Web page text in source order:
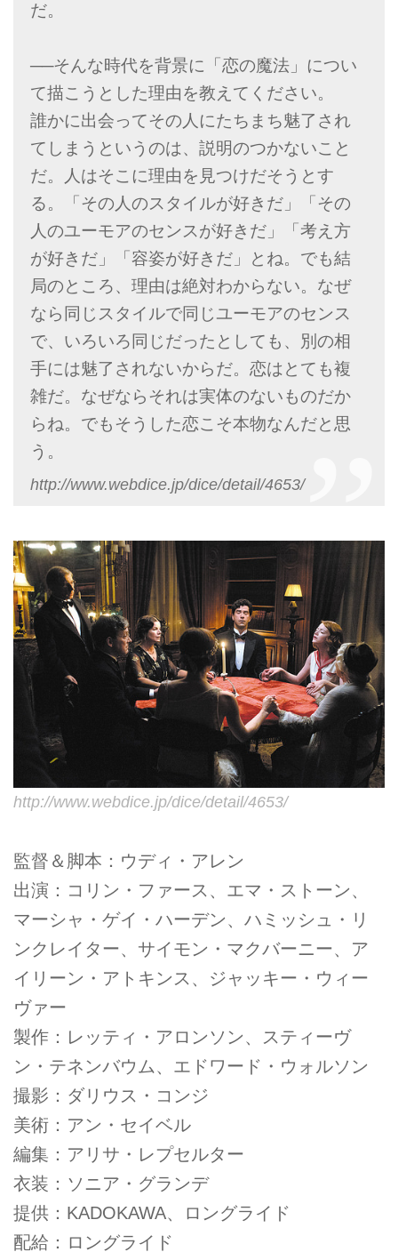
だ。
──そんな時代を背景に「恋の魔法」につい
て描こうとした理由を教えてください。
誰かに出会ってその人にたちまち魅了され
てしまうというのは、説明のつかないこと
だ。人はそこに理由を見つけだそうとす
る。「その人のスタイルが好きだ」「その
人のユーモアのセンスが好きだ」「考え方
が好きだ」「容姿が好きだ」とね。でも結
局のところ、理由は絶対わからない。なぜ
なら同じスタイルで同じユーモアのセンス
で、いろいろ同じだったとしても、別の相
手には魅了されないからだ。恋はとても複
雑だ。なぜならそれは実体のないものだか
らね。でもそうした恋こそ本物なんだと思
う。
http://www.webdice.jp/dice/detail/4653/
http://www.webdice.jp/dice/detail/4653/
監督＆脚本：ウディ・アレン
出演：コリン・ファース、エマ・ストーン、
マーシャ・ゲイ・ハーデン、ハミッシュ・リ
ンクレイター、サイモン・マクバーニー、ア
イリーン・アトキンス、ジャッキー・ウィー
ヴァー
製作：レッティ・アロンソン、スティーヴ
ン・テネンバウム、エドワード・ウォルソン
撮影：ダリウス・コンジ
美術：アン・セイベル
編集：アリサ・レプセルター
衣装：ソニア・グランデ
提供：KADOKAWA、ロングライド
配給：ロングライド